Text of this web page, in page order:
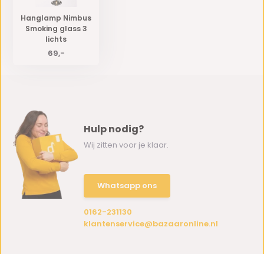
Hanglamp Nimbus
Smoking glass 3
lichts
69,-
Hulp nodig?
Wij zitten voor je klaar.
Whatsapp ons
0162-231130
klantenservice@bazaaronline.nl